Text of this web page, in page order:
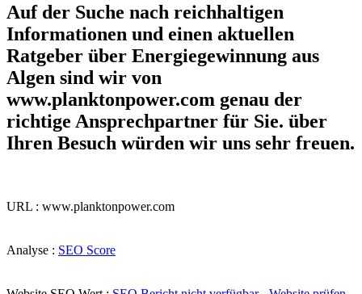
Auf der Suche nach reichhaltigen
Informationen und einen aktuellen
Ratgeber über Energiegewinnung aus
Algen sind wir von
www.planktonpower.com genau der
richtige Ansprechpartner für Sie. über
Ihren Besuch würden wir uns sehr freuen.
URL : www.planktonpower.com
Analyse : SEO Score